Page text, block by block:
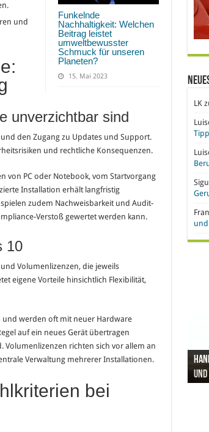
Funkelnde
Nachhaltigkeit: Welchen
Beitrag leistet
umweltbewusster
Schmuck für unseren
Planeten?
15. Mai 2023
und
unverzichtbar sind
den Zugang zu Updates und Support.
und rechtliche Konsequenzen.
von PC oder Notebook, vom Startvorgang
Installation erhält langfristig
zudem Nachweisbarkeit und Audit-
Verstoß gewertet werden kann.
10
Volumenlizenzen, die jeweils
eigene Vorteile hinsichtlich Flexibilität,
und werden oft mit neuer Hardware
auf ein neues Gerät übertragen
Volumenlizenzen richten sich vor allem an
Verwaltung mehrerer Installationen.
bei
LK
Pro